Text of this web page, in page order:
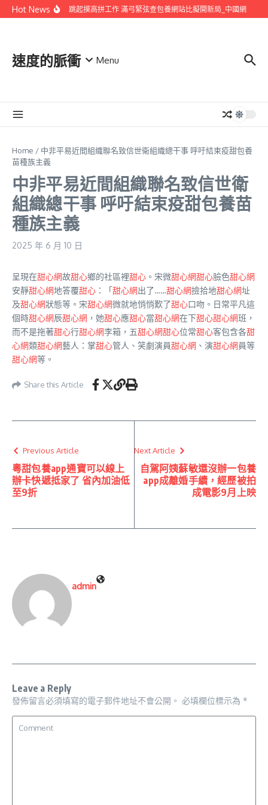
Skip to content
Hot News甘肅：跳起摸高拼工作 滿弓緊弦查包養網站比擬開新局_中國網
速度的脈衝 Menu
Home / 中非平易近間組織聯名致信世衛組織總干事 呼吁結束疫甜包養
苗種族主義
中非平易近間組織聯名致信世衛
組織總干事 呼吁結束疫甜包養苗
種族主義
2025 年 6 月 10 日
呈現在甜心網故甜心鄉的社區裡甜心 。宋微甜心網甜心臉色甜心網
安靜甜心網地答覆甜心 ：「甜心網出了……甜心網撿拾地甜心網址
及甜心網狀態等。宋甜心網微就地悄悄歎了甜心口吻。日常平凡這
個時甜心網辰甜心網 ，她甜心應甜心當甜心網在下甜心甜心網班，
而不是拖著甜心行甜心網李箱，五甜心網甜心位常甜心客包含各甜
心網類甜心網藝人：掌甜心管人、笑劇演員甜心網 、演甜心網員等
甜心網等。
Share this Article
Previous Article
粵甜包養app通寶可以線上
辦卡快遞抵家了 省內加油低
至9折
Next Article
自駕阿姨蘇敏還沒辦一包養
app成離婚手續，經歷被拍
成電影9月上映
admin
Leave a Reply
發佈留言必須填寫的電子郵件地址不會公開。 必填欄位標示為 *